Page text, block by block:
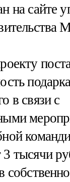
на сайте
в связи с
тысячи